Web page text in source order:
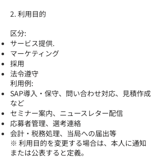
2. 利用目的
区分:
サービス提供.
マーケティング
採用
法令遵守​
利用例:
SAP導入・保守、問い合わせ対応、見積作成
など
セミナー案内、ニュースレター配信
応募者管理、選考連絡
会計・税務処理、当局への届出等
※ 利用目的を変更する場合は、本人に通知
または公表すると定義。